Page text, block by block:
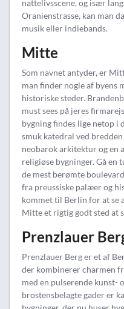
nattelivsscene, og især
Oranienstrasse, kan man
musik eller indiebands.
Mitte
Som navnet antyder, er
man finder nogle af byens
historiske steder.
must sees på jeres
bygning findes lige netop i
smuk katedral ved
neobarok arkitektur og en
religiøse bygninger. Gå en
de mest berømte
fra preussiske palæer og
kommet til Berlin for at se
Mitte et rigtig godt sted at
Prenzlauer
Prenzlauer Berg er et af
der kombinerer charmen
med en pulserende kunst-
brostensbelagte gader er